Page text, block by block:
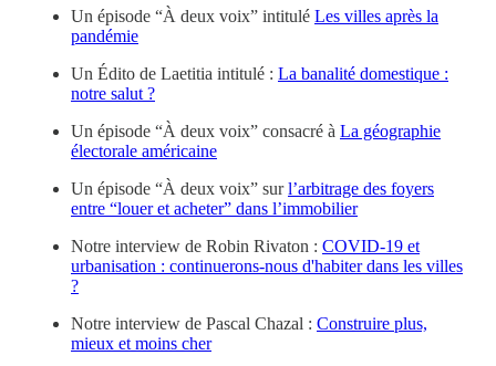
Un épisode “À deux voix” intitulé Les villes après la
pandémie
Un Édito de Laetitia intitulé : La banalité domestique :
notre salut ?
Un épisode “À deux voix” consacré à La géographie
électorale américaine
Un épisode “À deux voix” surl’arbitrage des foyers
entre “louer et acheter” dans l’immobilier
Notre interview de Robin Rivaton : COVID-19 et
urbanisation : continuerons-nous d'habiter dans les villes
?
Notre interview de Pascal Chazal : Construire plus,
mieux et moins cher